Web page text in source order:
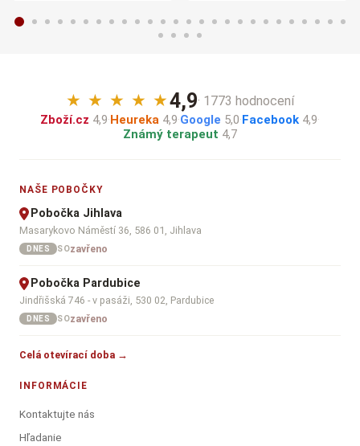
★ ★ ★ ★ ★4,9· 1773 hodnocení
Zboží.cz 4,9·Heureka 4,9·Google 5,0·Facebook 4,9·
Známý terapeut 4,7
NAŠE POBOČKY
Pobočka Jihlava
Masarykovo Náměstí 36, 586 01, Jihlava
DNES SOzavřeno
Pobočka Pardubice
Jindřišská 746 - v pasáži, 530 02, Pardubice
DNES SOzavřeno
Celá otevírací doba →
INFORMÁCIE
Kontaktujte nás
Hľadanie